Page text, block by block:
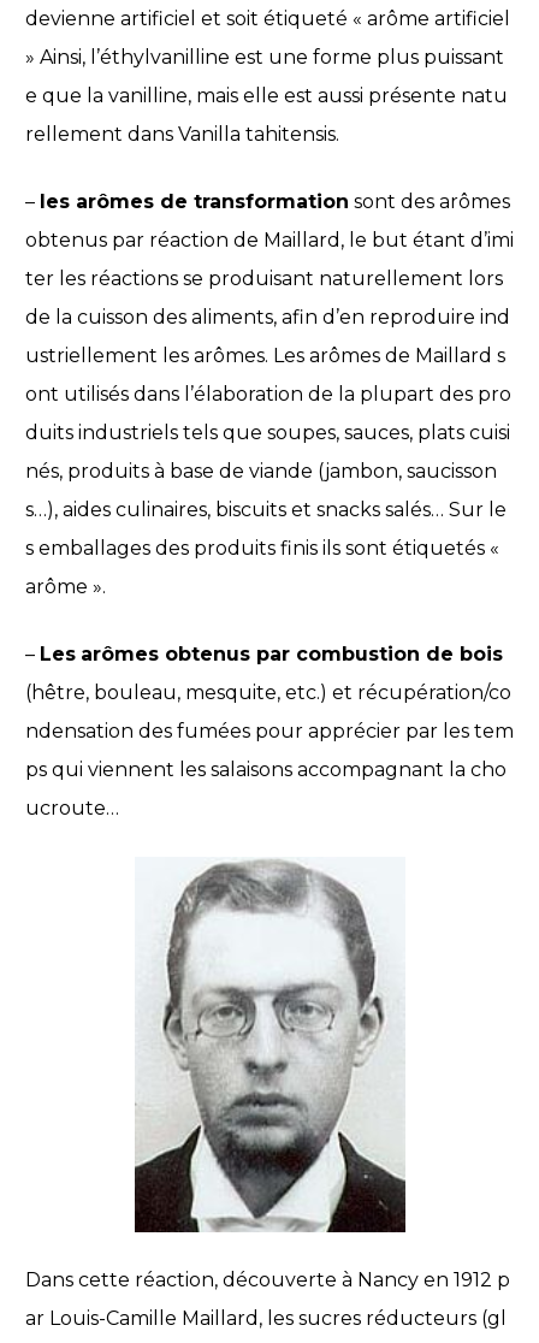
devienne artificiel et soit étiqueté « arôme artificiel
» Ainsi, l’éthylvanilline est une forme plus puissant
e que la vanilline, mais elle est aussi présente natu
rellement dans Vanilla tahitensis.
– les arômes de transformation sont des arômes
obtenus par réaction de Maillard, le but étant d’imi
ter les réactions se produisant naturellement lors
de la cuisson des aliments, afin d’en reproduire ind
ustriellement les arômes. Les arômes de Maillard s
ont utilisés dans l’élaboration de la plupart des pro
duits industriels tels que soupes, sauces, plats cuisi
nés, produits à base de viande (jambon, saucisson
s…), aides culinaires, biscuits et snacks salés… Sur le
s emballages des produits finis ils sont étiquetés «
arôme ».
– Les arômes obtenus par combustion de bois
(hêtre, bouleau, mesquite, etc.) et récupération/co
ndensation des fumées pour apprécier par les tem
ps qui viennent les salaisons accompagnant la cho
ucroute…
Dans cette réaction, découverte à Nancy en 1912 p
ar Louis-Camille Maillard, les sucres réducteurs (gl